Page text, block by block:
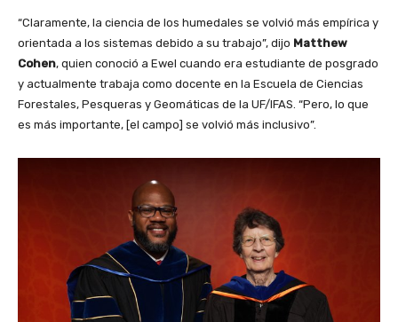
“Claramente, la ciencia de los humedales se volvió más empírica y
orientada a los sistemas debido a su trabajo”, dijo Matthew
Cohen, quien conoció a Ewel cuando era estudiante de posgrado
y actualmente trabaja como docente en la Escuela de Ciencias
Forestales, Pesqueras y Geomáticas de la UF/IFAS. “Pero, lo que
es más importante, [el campo] se volvió más inclusivo”.